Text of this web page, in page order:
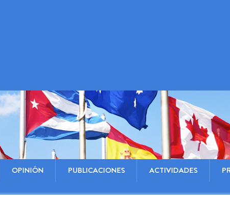
OPINIÓN PUBLICACIONES ACTIVIDADES